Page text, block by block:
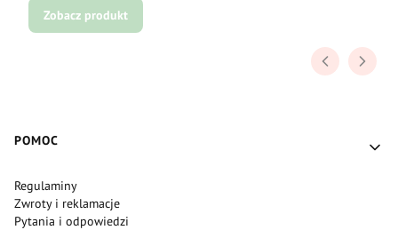
Zobacz produkt
Linki w stopce
POMOC
Regulaminy
Zwroty i reklamacje
Pytania i odpowiedzi